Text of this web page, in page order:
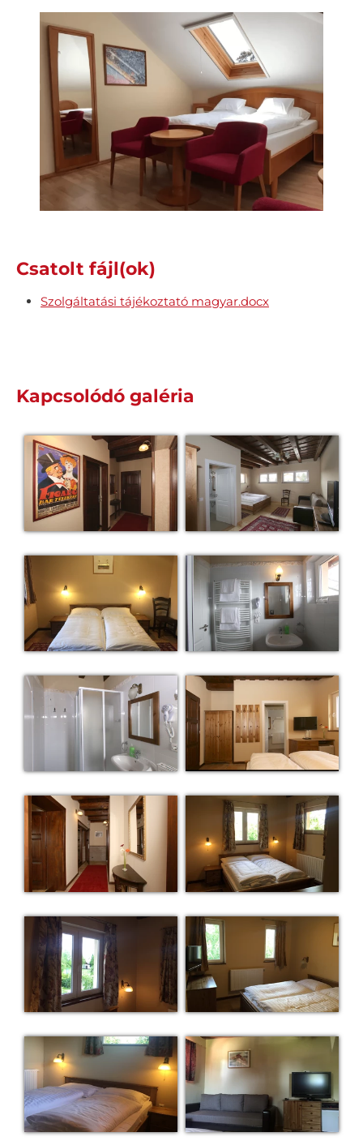
Csatolt fájl(ok)
Szolgáltatási tájékoztató magyar.docx
Kapcsolódó galéria